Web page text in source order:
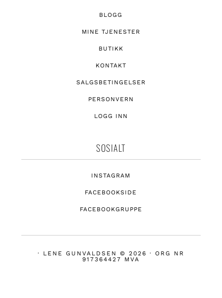
BLOGG
MINE TJENESTER
BUTIKK
KONTAKT
SALGSBETINGELSER
PERSONVERN
LOGG INN
SOSIALT
INSTAGRAM
FACEBOOKSIDE
FACEBOOKGRUPPE
· LENE GUNVALDSEN © 2026 · ORG NR
917364427 MVA